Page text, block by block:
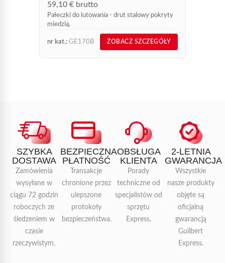
59,10 € brutto
Pałeczki do lutowania - drut stalowy pokryty
miedzią.
nr kat.: GE170B ZOBACZ SZCZEGÓŁY
SZYBKA
DOSTAWA
Zamówienia
wysyłane w
ciągu 72 godzin
roboczych ze
śledzeniem w
czasie
rzeczywistym.
BEZPIECZNA
PŁATNOŚĆ
Transakcje
chronione przez
ulepszone
protokoły
bezpieczeństwa.
OBSŁUGA
KLIENTA
Porady
techniczne od
specjalistów od
sprzętu
Express.
2-LETNIA
GWARANCJA
Wszystkie
nasze produkty
objęte są
oficjalną
gwarancją
Guilbert
Express.